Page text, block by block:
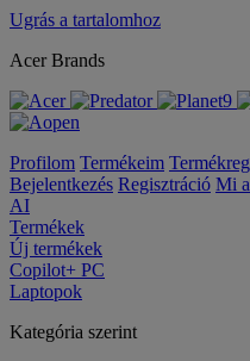
Ugrás a tartalomhoz
Acer Brands
Profilom Termékeim
Bejelentkezés Regisztráció Mi
AI
Termékek
Új termékek
Copilot+ PC
Laptopok
Kategória szerint